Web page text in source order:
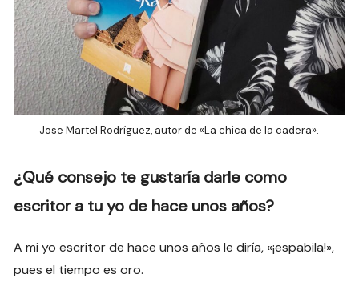
Jose Martel Rodríguez, autor de «La chica de la cadera».
¿Qué consejo te gustaría darle como
escritor a tu yo de hace unos años?
A mi yo escritor de hace unos años le diría, «¡espabila!»,
pues el tiempo es oro.